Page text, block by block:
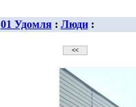
01 Удомля: Люди: